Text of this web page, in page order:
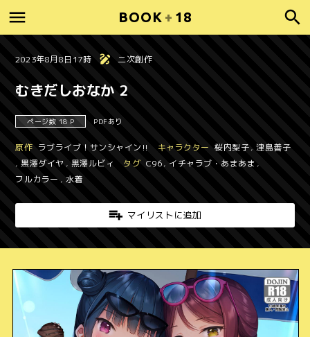
BOOK + 18
2023年8月8日17時 二次創作
むきだしおなか 2
ページ数 18 P PDFあり
原作 ラブライブ！サンシャイン!! キャラクター 桜内梨子,津島善子
,黒澤ダイヤ , 黒澤ルビィ タグ C96, イチャラブ・あまあま ,
フルカラー , 水着
マイリストに追加